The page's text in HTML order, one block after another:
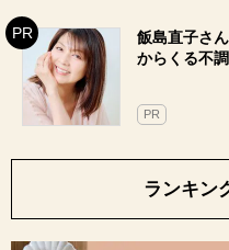
飯島直子さ
からくる不
PR
ランキン